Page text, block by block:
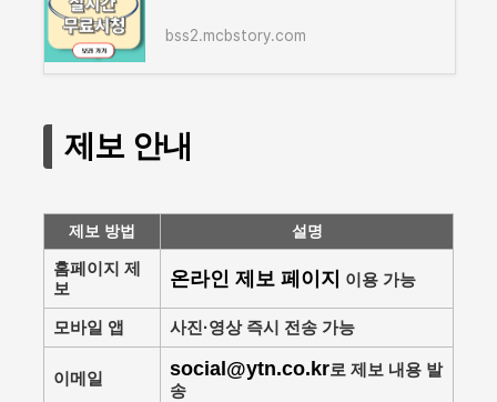
bss2.mcbstory.com
제보 안내
제보 방법 설명
홈페이지 제
보
온라인 제보 페이지 이용 가능
모바일 앱 사진·영상 즉시 전송 가능
이메일 social@ytn.co.kr로 제보 내용 발
송